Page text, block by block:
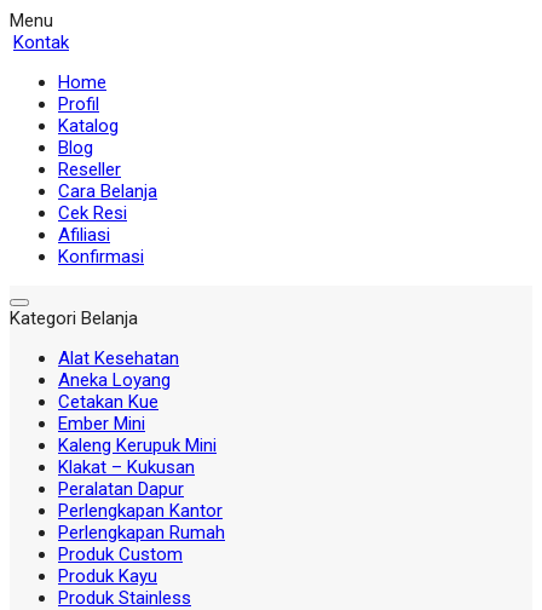
Menu
Kontak
Home
Profil
Katalog
Blog
Reseller
Cara Belanja
Cek Resi
Afiliasi
Konfirmasi
Kategori Belanja
Alat Kesehatan
Aneka Loyang
Cetakan Kue
Ember Mini
Kaleng Kerupuk Mini
Klakat – Kukusan
Peralatan Dapur
Perlengkapan Kantor
Perlengkapan Rumah
Produk Custom
Produk Kayu
Produk Stainless